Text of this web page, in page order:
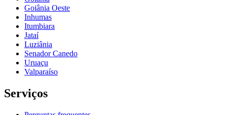
Goiânia Oeste
Inhumas
Itumbiara
Jataí
Luziânia
Senador Canedo
Uruaçu
Valparaíso
Serviços